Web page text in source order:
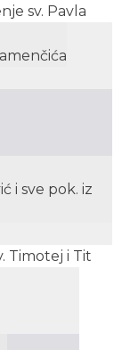
sv. Pavla
i sve pok. iz
Timotej i Tit